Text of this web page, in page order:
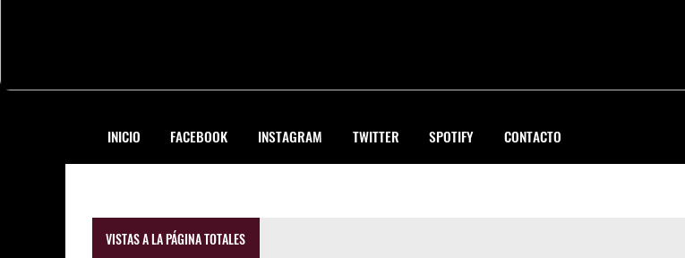
INICIO FACEBOOK INSTAGRAM TWITTER SPOTIFY CONTACTO
VISTAS A LA PÁGINA TOTALES